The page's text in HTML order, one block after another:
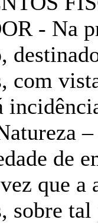
- Na
com
de
que a
sobre